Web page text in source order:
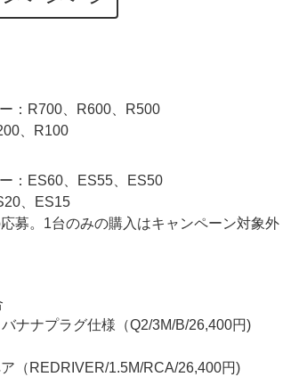
：R700、R600、R500
、R100
：ES60、ES55、ES50
、ES15
募。1台のみの購入はキャンペーン対象外
ナナプラグ仕様（Q2/3M/B/26,400円)
（REDRIVER/1.5M/RCA/26,400円)